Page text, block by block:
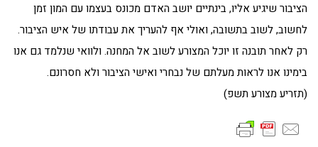
הציבור שיגיע אליו, בינתיים יושב האדם מכונס בעצמו עם המון זמן
לחשוב, לשוב בתשובה, ואולי אף להעריך את עבודתו של איש הציבור.
רק לאחר תובנה זו יוכל המצורע לשוב אל המחנה. ולוואי שנלמד גם אנו
בימינו אנו לראות מעלתם של נבחרי ואישי הציבור ולא חסרונם.
(תזריע מצורע תשפ)